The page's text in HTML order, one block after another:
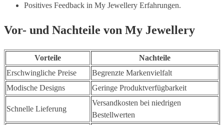
Positives Feedback in My Jewellery Erfahrungen.
Vor- und Nachteile von My Jewellery
Vorteile
Nachteile
Erschwingliche Preise
Begrenzte Markenvielfalt
Modische Designs
Geringe Produktverfügbarkeit
Schnelle Lieferung
Versandkosten bei niedrigen
Bestellwerten